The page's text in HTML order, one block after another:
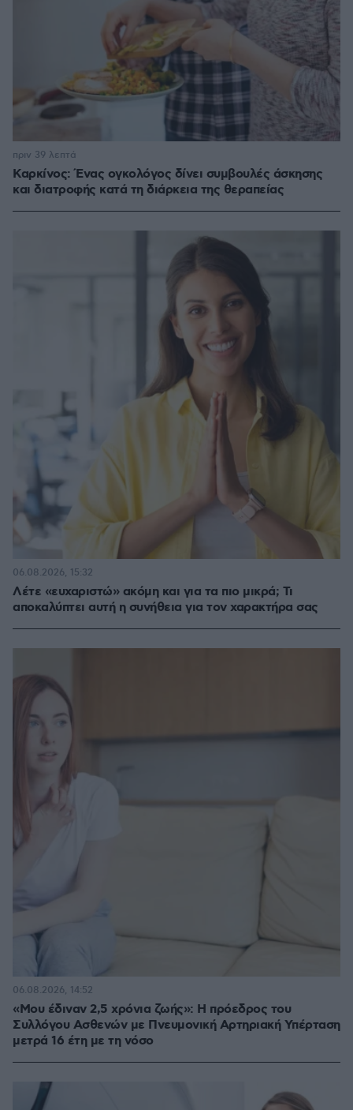
Καρκίνος: Ένας ογκολόγος δίνει συμβουλές άσκησης
και διατροφής κατά τη διάρκεια της θεραπείας
πριν 39 λεπτά
Λέτε «ευχαριστώ» ακόμη και για τα πιο μικρά; Τι
αποκαλύπτει αυτή η συνήθεια για τον χαρακτήρα σας
06.08.2026, 15:32
«Μου έδιναν 2,5 χρόνια ζωής»: Η πρόεδρος του
Συλλόγου Ασθενών με Πνευμονική Αρτηριακή Υπέρταση
μετρά 16 έτη με τη νόσο
06.08.2026, 14:52